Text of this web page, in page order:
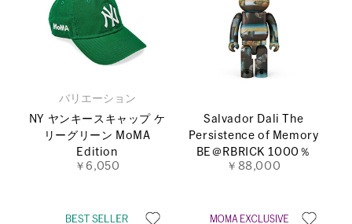
バリエーション
NY ヤンキースキャップ ケ
リーグリーン MoMA
Edition
￥6,050
Salvador Dali The
Persistence of Memory
BE＠RBRICK 1000％
￥88,000